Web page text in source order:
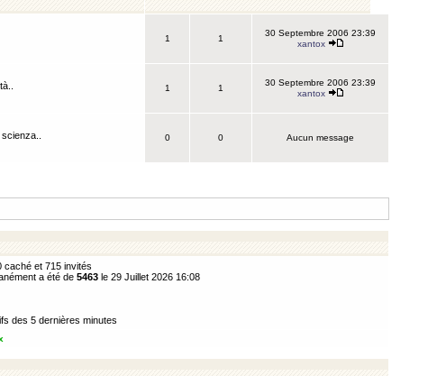
1 1
30 Septembre 2006 23:39
xantox
1 1
30 Septembre 2006 23:39
xantox
0 0 Aucun message
caché et 715 invités
a été de 5463 le 29 Juillet 2026 16:08
des 5 dernières minutes